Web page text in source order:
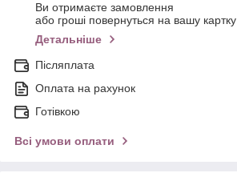
Ви отримаєте замовлення
або гроші повернуться на вашу картку
Детальніше
Післяплата
Оплата на рахунок
Готівкою
Всі умови оплати